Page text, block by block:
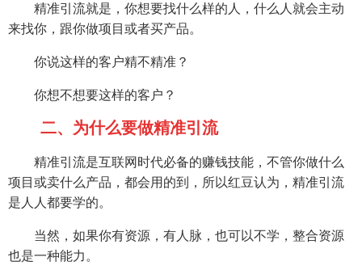
精准引流就是，你想要找什么样的人，什么人就会主动
来找你，跟你做项目或者买产品。
你说这样的客户精不精准？
你想不想要这样的客户？
二、为什么要做精准引流
精准引流是互联网时代必备的赚钱技能，不管你做什么
项目或卖什么产品，都会用的到，所以红豆认为，精准引流
是人人都要学的。
当然，如果你有资源，有人脉，也可以不学，整合资源
也是一种能力。